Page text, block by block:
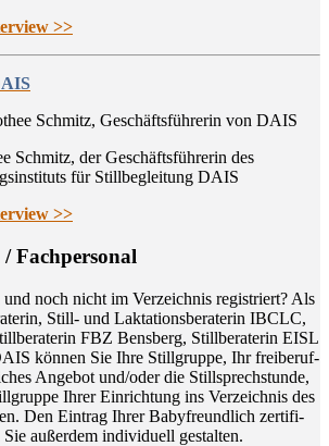
>>
Schmitz, der Geschäftsführerin des
für Stillbegleitung DAIS
>>
Fachpersonal
noch nicht im Ver­zeich­nis regis­triert? Als
Still- und Lak­ta­ti­ons­be­ra­te­rin IBCLC,
FBZ Bens­berg, Still­be­ra­te­rin EISL
kön­nen Sie Ihre Still­grup­pe, Ihr frei­be­ruf­
Ange­bot und/oder die Still­sprech­stun­de,
Ihrer Ein­rich­tung ins Ver­zeich­nis des
Den Ein­trag Ihrer Baby­freund­lich zer­ti­fi­
außer­dem indi­vi­du­ell gestalten.